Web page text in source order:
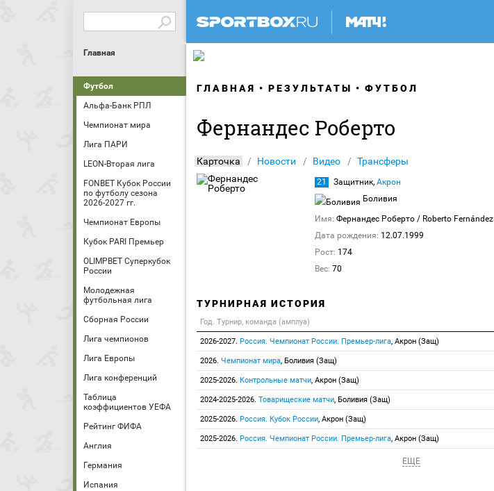
Главная
Футбол
Альфа-Банк РПЛ
Чемпионат мира
Лига ПАРИ
LEON-Вторая лига
FONBET Кубок России
по футболу сезона
2026-2027 гг.
Чемпионат Европы
Кубок PARI Премьер
OLIMPBET Суперкубок
России
Молодежная
футбольная лига
Сборная России
Лига чемпионов
Лига Европы
Лига конференций
Таблица
коэффициентов УЕФА
Рейтинг ФИФА
Англия
Германия
Испания
ГЛАВНАЯ РЕЗУЛЬТАТЫ ФУТБОЛ
Фернандес Роберто
Карточка Новости Видео Трансферы
21 Защитник, Акрон
Боливия
Имя: Фернандес Роберто / Roberto Fernández
Дата рождения: 12.07.1999
Рост: 174
Вес: 70
ТУРНИРНАЯ ИСТОРИЯ
Год. Турнир, команда (амплуа)
2026-2027. Россия. Чемпионат России. Премьер-лига, Акрон (Защ)
2026. Чемпионат мира, Боливия (Защ)
2025-2026. Контрольные матчи, Акрон (Защ)
2024-2025-2026. Товарищеские матчи, Боливия (Защ)
2025-2026. Россия. Кубок России, Акрон (Защ)
2025-2026. Россия. Чемпионат России. Премьер-лига, Акрон (Защ)
ЕЩЕ